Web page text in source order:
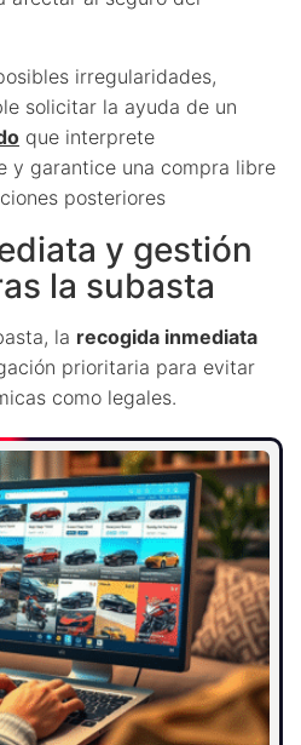
irregularidades,
solicitar la ayuda de un
que interprete
y garantice una compra libre
posteriores
y gestión
la subasta
la recogida inmediata
prioritaria para evitar
como legales.